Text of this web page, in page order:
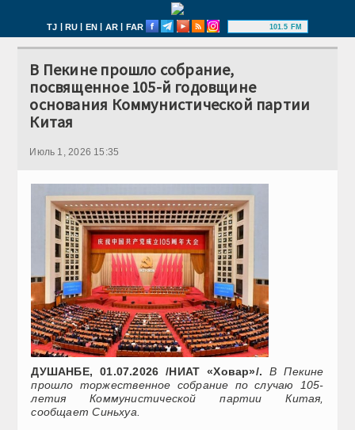
TJ | RU | EN | AR | FAR 101.5 FM
В Пекине прошло собрание,
посвященное 105-й годовщине
основания Коммунистической партии
Китая
Июль 1, 2026 15:35
ДУШАНБЕ, 01.07.2026 /НИАТ «Ховар»/.
В Пекине
прошло торжественное собрание по случаю 105-
летия Коммунистической партии Китая,
сообщает Синьхуа.